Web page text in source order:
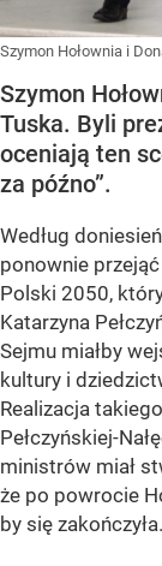
Szymon Hołownia i
Szymon
Tuska. Byli
oceniają ten
za późno”.
Według
ponownie
Polski 2050,
Katarzyna
Sejmu miałby
kultury i
Realizacja
Pełczyńskiej-
ministrów miał
że po powrocie
by się zakończyła.